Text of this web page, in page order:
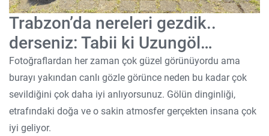
Trabzon’da nereleri gezdik..
derseniz: Tabii ki Uzungöl…
Fotoğraflardan her zaman çok güzel görünüyordu ama
burayı yakından canlı gözle görünce neden bu kadar çok
sevildiğini çok daha iyi anlıyorsunuz. Gölün dinginliği,
etrafındaki doğa ve o sakin atmosfer gerçekten insana çok
iyi geliyor.